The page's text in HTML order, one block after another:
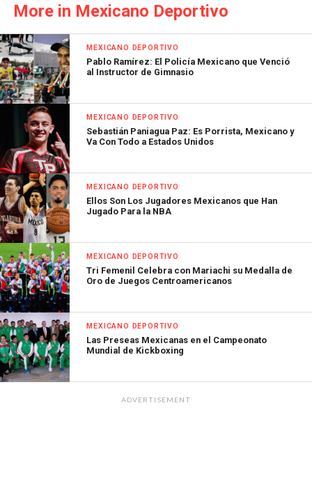
More in Mexicano Deportivo
MEXICANO DEPORTIVO
Pablo Ramírez: El Policía Mexicano que Venció
al Instructor de Gimnasio
MEXICANO DEPORTIVO
Sebastián Paniagua Paz: Es Porrista, Mexicano y
Va Con Todo a Estados Unidos
MEXICANO DEPORTIVO
Ellos Son Los Jugadores Mexicanos que Han
Jugado Para la NBA
MEXICANO DEPORTIVO
Tri Femenil Celebra con Mariachi su Medalla de
Oro de Juegos Centroamericanos
MEXICANO DEPORTIVO
Las Preseas Mexicanas en el Campeonato
Mundial de Kickboxing
ADVERTISEMENT